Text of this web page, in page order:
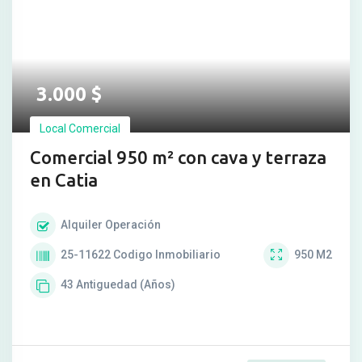
3.000$
Local Comercial
Comercial 950 m² con cava y terraza
en Catia
Alquiler Operación
25-11622 Codigo Inmobiliario 950 M2
43 Antiguedad (Años)